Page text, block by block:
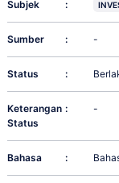
Subjek :
Sumber : -
Status :
Keterangan
Status
: -
Bahasa :